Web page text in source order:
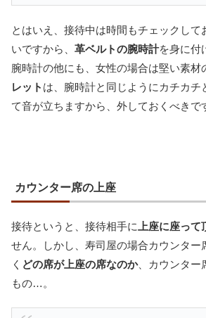
とはいえ、接待中は時間もチェックして
いですから、 革ベルトの腕時計を身に付
腕時計の他にも、女性の場合は堅い素材
レット は、腕時計と同じようにカチカチ
て音が立ちますから、外しておくべきで
カウンター席の上座
接待というと、接待相手に 上座に座っ
せん。しかし、寿司屋の場合カウンター
く どの席が上座の席なのか、カウンター
もの…。